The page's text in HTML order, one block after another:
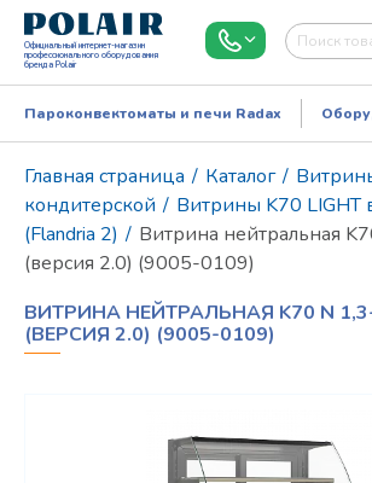
Официальный интернет-магазин
профессионального оборудования
бренда Polair
Пароконвектоматы и печи Radax
Главная страница / Каталог /
кондитерской / Витрины K70 LIGHT
(Flandria 2) / Витрина нейтральная
(версия 2.0) (9005-0109)
ВИТРИНА НЕЙТРАЛЬНАЯ K70 N
(ВЕРСИЯ 2.0) (9005-0109)